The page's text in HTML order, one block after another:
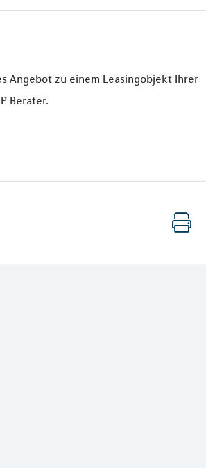
Angebot zu einem Leasingobjekt Ihrer
Berater.